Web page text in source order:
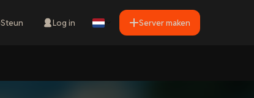
Steun Log in Server maken